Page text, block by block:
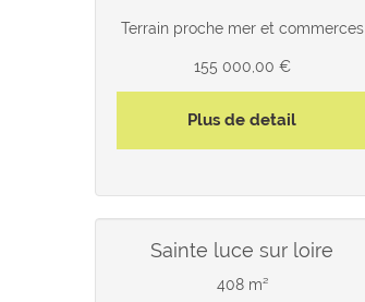
Terrain proche mer et commerces
155 000,00 €
Plus de detail
sainte luce sur loire
408 m²